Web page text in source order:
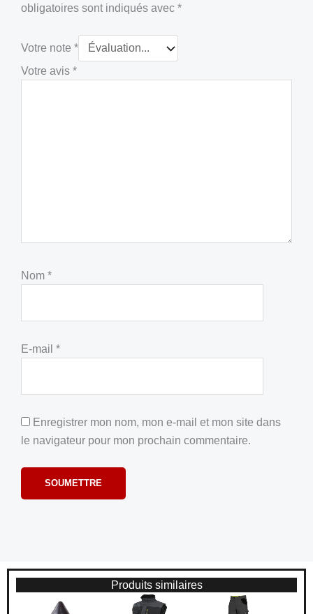
obligatoires sont indiqués avec *
Votre note *
Votre avis *
Nom *
E-mail *
Enregistrer mon nom, mon e-mail et mon site dans
le navigateur pour mon prochain commentaire.
Produits similaires